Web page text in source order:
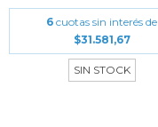
6 cuotas sin interés de
$31.581,67
SIN STOCK